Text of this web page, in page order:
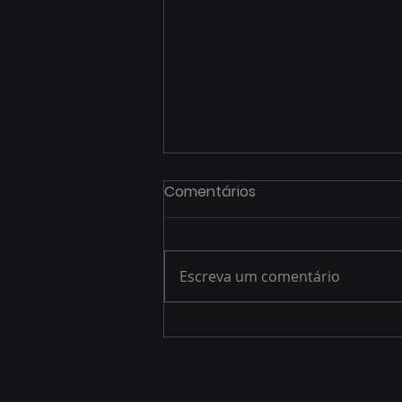
6 BENEFÍCIOS: BACKUP
Comentários
Escreva um comentário